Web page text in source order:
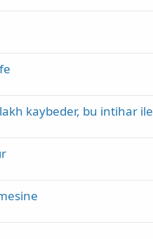
kaybeder, bu intihar ile